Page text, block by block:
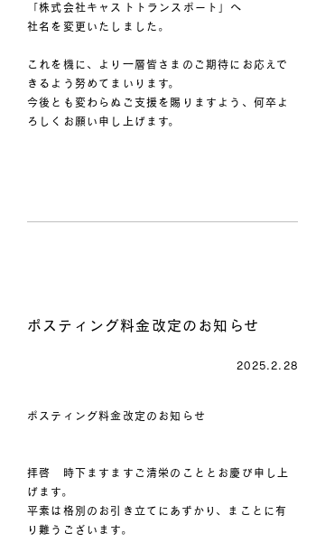
「株式会社キャストトランスポート」へ
社名を変更いたしました。
これを機に、より一層皆さまのご期待にお応えで
きるよう努めてまいります。
今後とも変わらぬご支援を賜りますよう、何卒よ
ろしくお願い申し上げます。
ポスティング料金改定のお知らせ
2025.2.28
ポスティング料金改定のお知らせ
拝啓 時下ますますご清栄のこととお慶び申し上
げます。
平素は格別のお引き立てにあずかり、まことに有
り難うございます。